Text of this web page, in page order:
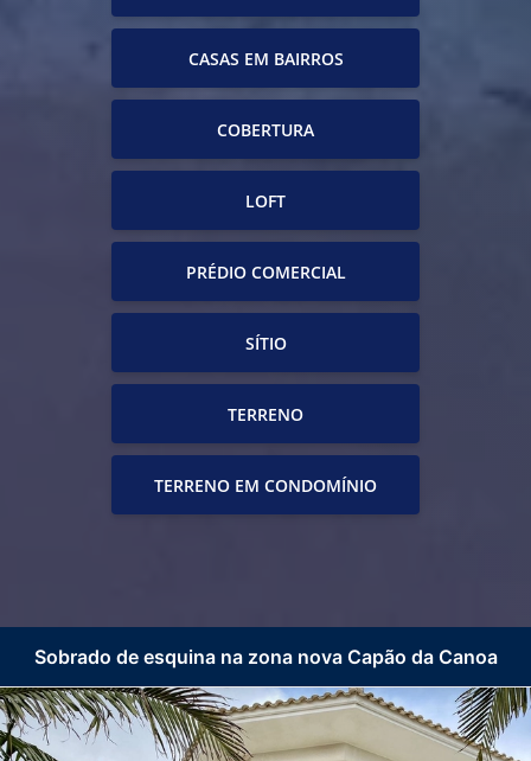
CASAS EM BAIRROS
COBERTURA
LOFT
PRÉDIO COMERCIAL
SÍTIO
TERRENO
TERRENO EM CONDOMÍNIO
Sobrado de esquina na zona nova Capão da Canoa